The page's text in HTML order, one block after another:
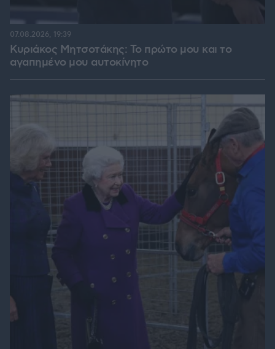
Κυριάκος Μητσοτάκης: Το πρώτο μου και το
αγαπημένο μου αυτοκίνητο
07.08.2026, 19:39